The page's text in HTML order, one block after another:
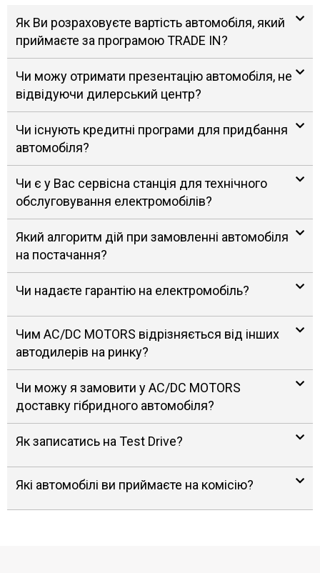
Як Ви розраховуєте вартість автомобіля, який
приймаєте за програмою TRADE IN?
Чи можу отримати презентацію автомобіля, не
відвідуючи дилерський центр?
Чи існують кредитні програми для придбання
автомобіля?
Чи є у Вас сервісна станція для технічного
обслуговування електромобілів?
Який алгоритм дій при замовленні автомобіля
на постачання?
Чи надаєте гарантію на електромобіль?
Чим AC/DC MOTORS відрізняється від інших
автодилерів на ринку?
Чи можу я замовити у AC/DC MOTORS
доставку гібридного автомобіля?
Як записатись на Test Drive?
Які автомобілі ви приймаєте на комісію?